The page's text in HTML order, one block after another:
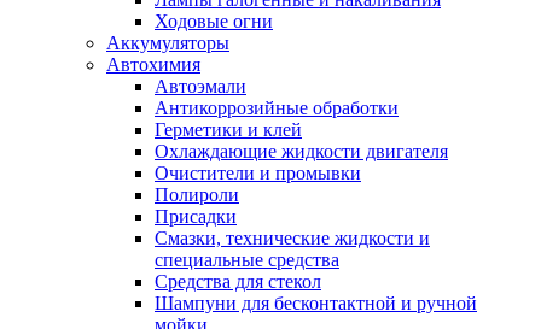
Ходовые огни
Аккумуляторы
Автохимия
Автоэмали
Антикоррозийные обработки
Герметики и клей
Охлаждающие жидкости двигателя
Очистители и промывки
Полироли
Присадки
Смазки, технические жидкости и
специальные средства
Средства для стекол
Шампуни для бесконтактной и ручной
мойки